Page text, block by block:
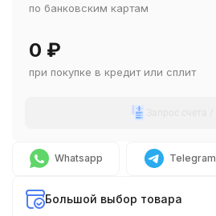
по банковским картам
0 ₽
при покупке в кредит или сплит
Whatsapp Telegram
Большой выбор товара